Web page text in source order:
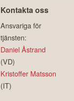
Kontakta oss
Ansvariga för
tjänsten:
Daniel Åstrand
(VD)
Kristoffer Matsson
(IT)